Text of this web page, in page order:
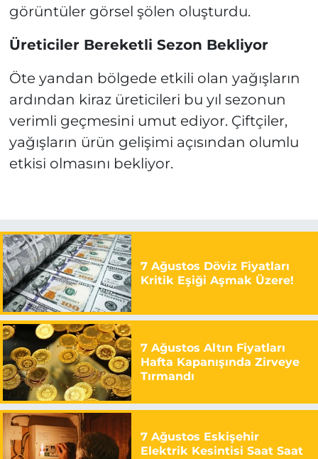
görüntüler görsel şölen oluşturdu.
Üreticiler Bereketli Sezon Bekliyor
Öte yandan bölgede etkili olan yağışların
ardından kiraz üreticileri bu yıl sezonun
verimli geçmesini umut ediyor. Çiftçiler,
yağışların ürün gelişimi açısından olumlu
etkisi olmasını bekliyor.
7 Ağustos Döviz Fiyatları
Kritik Eşiği Aşmak Üzere!
7 Ağustos Altın Fiyatları
Hafta Kapanışında Zirveye
Tırmandı
7 Ağustos Eskişehir
Elektrik Kesintisi Saat Saat